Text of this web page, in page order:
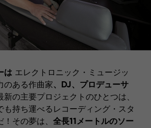
は エレクトロニック・ミュージッ
のある作曲家、DJ、プロデューサ
新の主要プロジェクトのひとつは、
も持ち運べるレコーディング・スタ
その夢は、 全長11メートルのソー